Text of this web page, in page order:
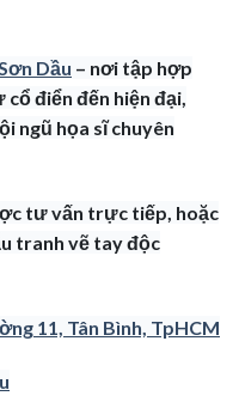
Dầu – nơi tập hợp
điển đến hiện đại,
ngũ họa sĩ chuyên
tư vấn trực tiếp, hoặc
tranh vẽ tay độc
11, Tân Bình, TpHCM